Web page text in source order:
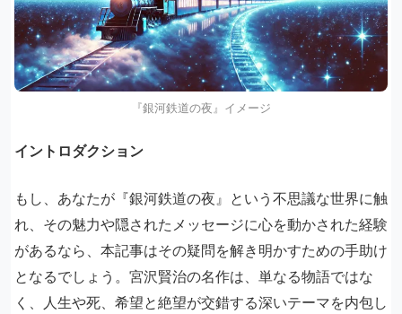
『銀河鉄道の夜』イメージ
イントロダクション
もし、あなたが『銀河鉄道の夜』という不思議な世界に触
れ、その魅力や隠されたメッセージに心を動かされた経験
があるなら、本記事はその疑問を解き明かすための手助け
となるでしょう。宮沢賢治の名作は、単なる物語ではな
く、人生や死、希望と絶望が交錯する深いテーマを内包し